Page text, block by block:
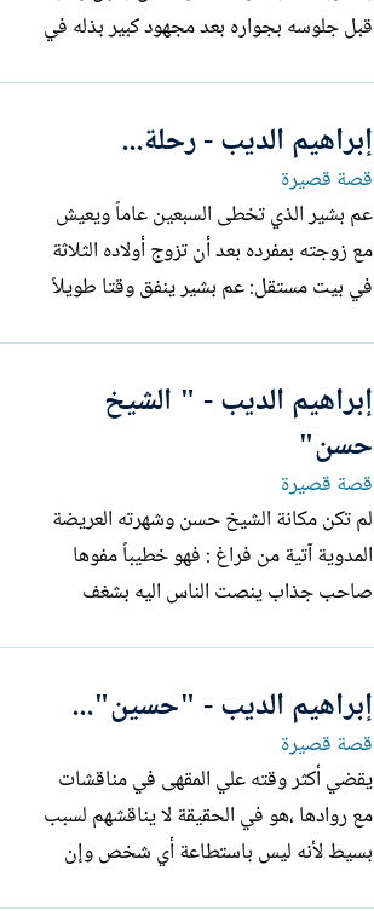
قبل جلوسه بجواره بعد مجهود كبير بذله في
لدرجات الكافتيريا الثلاث ،وبعد تناول شوقي
ما الأمر الهام الذي...
إبراهيم الديب - رحلة...
قصة قصيرة
عم بشير الذي تخطى السبعين عاماً ويعيش
مع زوجته بمفرده بعد أن تزوج أولاده الثلاثة
في بيت مستقل: عم بشير ينفق وقتا طويلاً
،وعلى الرغم من أن الرجل يعيش فترة خريف
العمر ولكنه لا يشعر أنه تقدم في السن لحرصه
على شراء ما يطلبه...
إبراهيم الديب - " الشيخ
حسن"
قصة قصيرة
لم تكن مكانة الشيخ حسن وشهرته العريضة
المدوية آتية من فراغ : فهو خطيباً مفوها
صاحب جذاب ينصت الناس اليه بشغف
الدينية ممن يعتلون :منابر يوم الجمعة ورغم
ذلك لم يحظى منهم بمكانته في نفوس اهل
المنطقة التي يعتلي الشيخ...
إبراهيم الديب - "حسين"...
قصة قصيرة
يقضي أكثر وقته علي المقهى في مناقشات
مع روادها ،هو في الحقيقة لا يناقشهم لسبب
بسيط لأنه ليس باستطاعة أي شخص وإن